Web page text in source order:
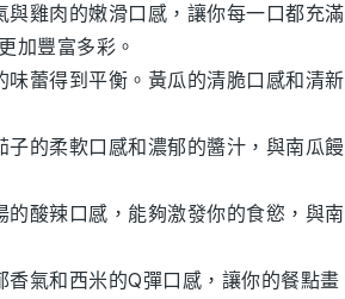
與雞肉的嫩滑口感，讓你每一口都充滿
加豐富多彩。
味蕾得到平衡。 黃瓜的清脆口感和清新
子的柔軟口感和濃郁的醬汁，與南瓜饅
的酸辣口感，能夠激發你的食慾，與南
香氣和西米的Q彈口感，讓你的餐點畫